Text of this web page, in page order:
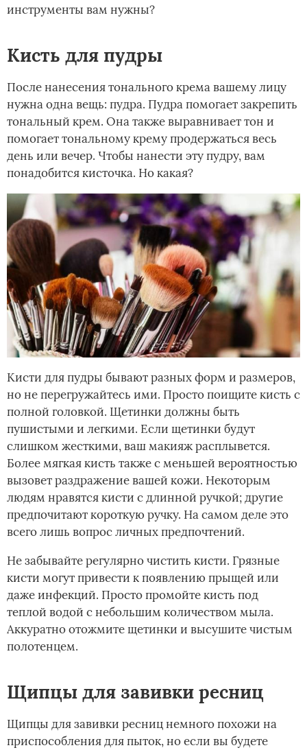
инструменты вам нужны?
Кисть для пудры
После нанесения тонального крема вашему лицу
нужна одна вещь: пудра. Пудра помогает закрепить
тональный крем. Она также выравнивает тон и
помогает тональному крему продержаться весь
день или вечер. Чтобы нанести эту пудру, вам
понадобится кисточка. Но какая?
Кисти для пудры бывают разных форм и размеров,
но не перегружайтесь ими. Просто поищите кисть с
полной головкой. Щетинки должны быть
пушистыми и легкими. Если щетинки будут
слишком жесткими, ваш макияж расплывется.
Более мягкая кисть также с меньшей вероятностью
вызовет раздражение вашей кожи. Некоторым
людям нравятся кисти с длинной ручкой; другие
предпочитают короткую ручку. На самом деле это
всего лишь вопрос личных предпочтений.
Не забывайте регулярно чистить кисти. Грязные
кисти могут привести к появлению прыщей или
даже инфекций. Просто промойте кисть под
теплой водой с небольшим количеством мыла.
Аккуратно отожмите щетинки и высушите чистым
полотенцем.
Щипцы для завивки ресниц
Щипцы для завивки ресниц немного похожи на
приспособления для пыток, но если вы будете